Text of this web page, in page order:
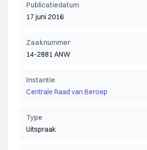
Publicatiedatum
17 juni 2016
Zaaknummer
14-2881 ANW
Instantie
Centrale Raad van Beroep
Type
Uitspraak